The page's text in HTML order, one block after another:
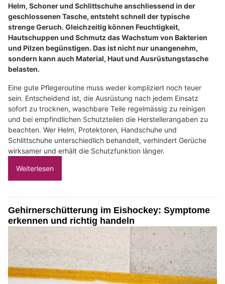
Helm, Schoner und Schlittschuhe anschliessend in der
geschlossenen Tasche, entsteht schnell der typische
strenge Geruch. Gleichzeitig können Feuchtigkeit,
Hautschuppen und Schmutz das Wachstum von Bakterien
und Pilzen begünstigen. Das ist nicht nur unangenehm,
sondern kann auch Material, Haut und Ausrüstungstasche
belasten.
Eine gute Pflegeroutine muss weder kompliziert noch teuer
sein. Entscheidend ist, die Ausrüstung nach jedem Einsatz
sofort zu trocknen, waschbare Teile regelmässig zu reinigen
und bei empfindlichen Schutzteilen die Herstellerangaben zu
beachten. Wer Helm, Protektoren, Handschuhe und
Schlittschuhe unterschiedlich behandelt, verhindert Gerüche
wirksamer und erhält die Schutzfunktion länger.
Weiterlesen
Gehirnerschütterung im Eishockey: Symptome
erkennen und richtig handeln